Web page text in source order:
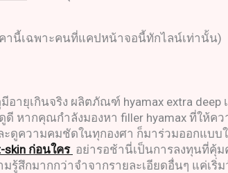
คานี้เฉพาะคนที่แคปหน้าจอนี้ทักไลน์เท่านั้น)
ยุเกินจริง ผลิตภัณฑ์ hyamax extra deep
หากคุณกำลังมองหา filler hyamax ที่ให้ค
ดูความคมชัดในทุกองศา ก็มาร่วมออกแบ
skin ก่อนใคร อย่ารอช้านี่เป็นการลงทุนที่คุ้
สึกมากกว่าจำจากรายละเอียดอื่นๆ แค่เ